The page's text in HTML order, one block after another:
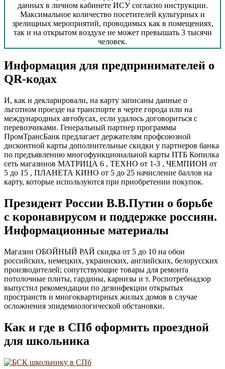
данных в личном кабинете ИСУ согласно инструкции.
Максимальное количество посетителей культурных и
зрелищных мероприятий, проводимых как в помещениях,
так и на открытом воздухе не может превышать 3 тысячи
человек.
Информация для предпринимателей о
QR-кодах
И, как и декларировали, на карту записаны данные о
льготном проезде на транспорте в черте города или на
международных автобусах, если удалось договориться с
перевозчиками. Генеральный партнер программы
ПромТрансБанк предлагает держателям профсоюзной
дисконтной карты дополнительные скидки у партнеров банка
по предъявлению многофункциональной карты ПТБ Копилка
сеть магазинов МАТРИЦА 6 , ТЕХНО от 1-3 , ЧЕМПИОН от
5 до 15 , ПЛАНЕТА КИНО от 5 до 25 начисление баллов на
карту, которые используются при приобретении покупок.
Президент России В.В.Путин о борьбе
с коронавирусом и поддержке россиян.
Информационные материалы
Магазин ОБОЙНЫЙ РАЙ скидка от 5 до 10 на обои
российских, немецких, украинских, английских, белорусских
производителей; сопутствующие товары для ремонта
потолочные плиты, гардины, карнизы и т. Роспотребнадзор
выпустил рекомендации по дезинфекции открытых
пространств и многоквартирных жилых домов в случае
осложнения эпидемиологической обстановки.
Как и где в СПб оформить проездной
для школьника